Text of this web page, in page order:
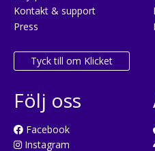
Kontakt & support
Press
Tyck till om Klicket
Följ oss
Facebook
Instagram